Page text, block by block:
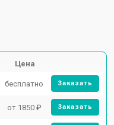
Цена
бесплатно Заказать
от 1850 ₽ Заказать